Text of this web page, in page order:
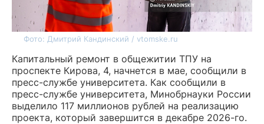
Фото: Дмитрий Кандинский / vtomske.ru
Капитальный ремонт в общежитии ТПУ на
проспекте Кирова, 4, начнется в мае, сообщили в
пресс-службе университета. Как сообщили в
пресс-службе университета, Минобрнауки России
выделило 117 миллионов рублей на реализацию
проекта, который завершится в декабре 2026-го.